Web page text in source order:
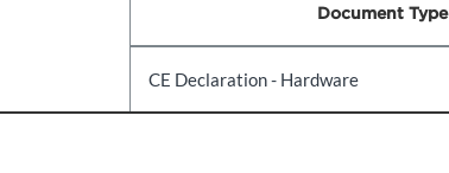
Document Type
CE Declaration - Hardware